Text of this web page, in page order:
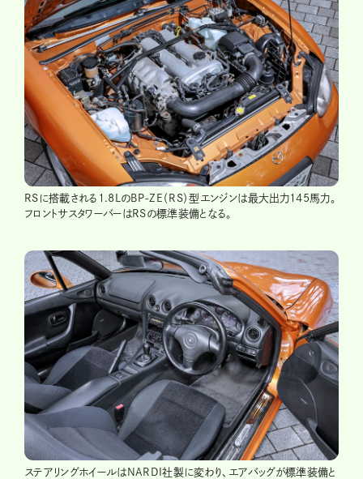
RSに搭載される1.8LのBP-ZE（RS）型エンジンは最大出力145馬力。
フロントサスタワーバーはRSの標準装備となる。
ステアリングホイールはNARDI社製に変わり、エアバッグが標準装備と